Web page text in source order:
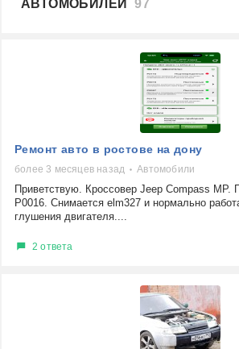
АВТОМОБИЛЕЙ97
Ремонт авто в ростове на дону
более 3 месяцев назад Автомобили
Приветствую. Кроссовер Jeep Compass MP.
Р0016. Снимается elm327 и нормально
глушения двигателя....
2 ответа